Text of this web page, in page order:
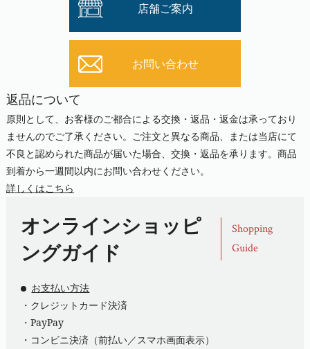
店舗ご案内
お問い合わせ
返品について
原則として、お客様のご都合による交換・返品・返金は承っており
ませんのでご了承ください。ご注文と異なる商品、または当店にて
不良と認められた商品が届いた場合、交換・返品を承ります。商品
到着から一週間以内にお問い合わせください。
詳しくはこちら
オンラインショッピ
ングガイド
Shopping
Guide
お支払い方法
・クレジットカード決済
・PayPay
・コンビニ決済（前払い／スマホ画面表示）